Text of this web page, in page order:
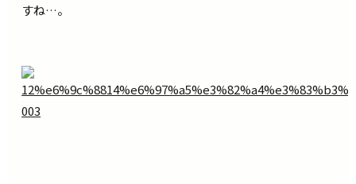
すね…。